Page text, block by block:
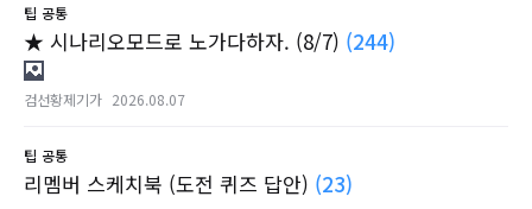
팁 공통
★ 시나리오모드로 노가다하자. (8/7) (244)
검선황제기가 2026.08.07
팁 공통
리멤버 스케치북 (도전 퀴즈 답안) (23)